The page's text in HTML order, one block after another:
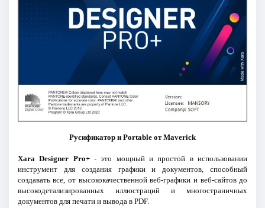
Русификатор и Portable от Maverick
Xara Designer Pro+- это мощный и простой в использовании
инструмент для создания графики и документов, способный
создавать все, от высококачественной веб-графики и веб-сайтов до
высокодетализированных иллюстраций и многостраничных
документов для печати и вывода в PDF.